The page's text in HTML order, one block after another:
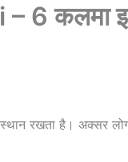
6 कलमा इन
स्थान रखता है। अक्सर